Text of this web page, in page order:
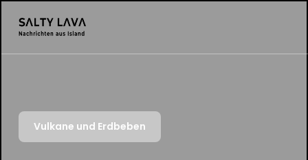
Vulkane und Erdbeben